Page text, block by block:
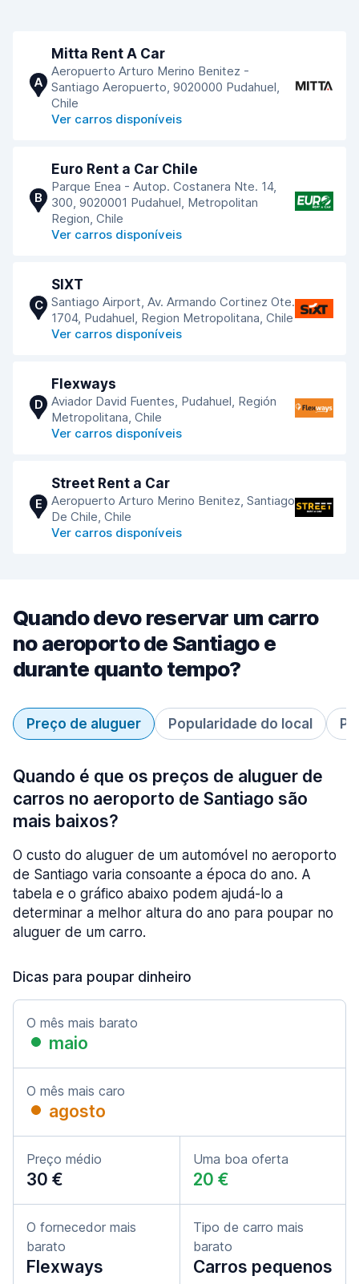
A
Mitta Rent A Car
Aeropuerto Arturo Merino Benitez -
Santiago Aeropuerto, 9020000 Pudahuel,
Chile
Ver carros disponíveis
B
Euro Rent a Car Chile
Parque Enea - Autop. Costanera Nte. 14,
300, 9020001 Pudahuel, Metropolitan
Region, Chile
Ver carros disponíveis
C
SIXT
Santiago Airport, Av. Armando Cortinez Ote.
1704, Pudahuel, Region Metropolitana, Chile
Ver carros disponíveis
D
Flexways
Aviador David Fuentes, Pudahuel, Región
Metropolitana, Chile
Ver carros disponíveis
E
Street Rent a Car
Aeropuerto Arturo Merino Benitez, Santiago
De Chile, Chile
Ver carros disponíveis
Quando devo reservar um carro
no aeroporto de Santiago e
durante quanto tempo?
Preço de aluguer Popularidade do local
Quando é que os preços de aluguer de
carros no aeroporto de Santiago são
mais baixos?
O custo do aluguer de um automóvel no aeroporto
de Santiago varia consoante a época do ano. A
tabela e o gráfico abaixo podem ajudá-lo a
determinar a melhor altura do ano para poupar no
aluguer de um carro.
Dicas para poupar dinheiro
O mês mais barato
maio
O mês mais caro
agosto
Preço médio
30 €
Uma boa oferta
20 €
O fornecedor mais
barato
Flexways
Tipo de carro mais
barato
Carros pequenos